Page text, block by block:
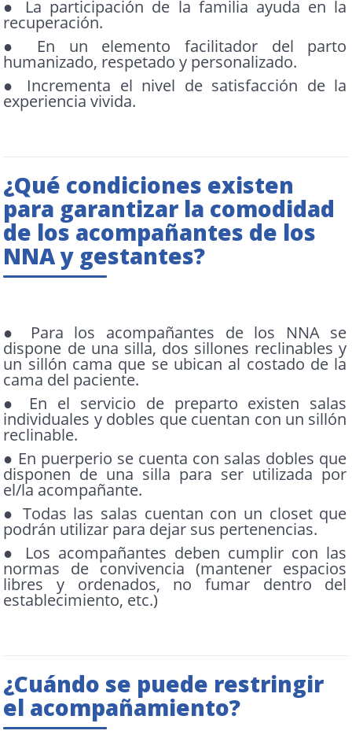
● La participación de la familia ayuda en la
recuperación.
● En un elemento facilitador del parto
humanizado, respetado y personalizado.
● Incrementa el nivel de satisfacción de la
experiencia vivida.
¿Qué condiciones existen
para garantizar la comodidad
de los acompañantes de los
NNA y gestantes?
● Para los acompañantes de los NNA se
dispone de una silla, dos sillones reclinables y
un sillón cama que se ubican al costado de la
cama del paciente.
● En el servicio de preparto existen salas
individuales y dobles que cuentan con un sillón
reclinable.
● En puerperio se cuenta con salas dobles que
disponen de una silla para ser utilizada por
el/la acompañante.
● Todas las salas cuentan con un closet que
podrán utilizar para dejar sus pertenencias.
● Los acompañantes deben cumplir con las
normas de convivencia (mantener espacios
libres y ordenados, no fumar dentro del
establecimiento, etc.)
¿Cuándo se puede restringir
el acompañamiento?